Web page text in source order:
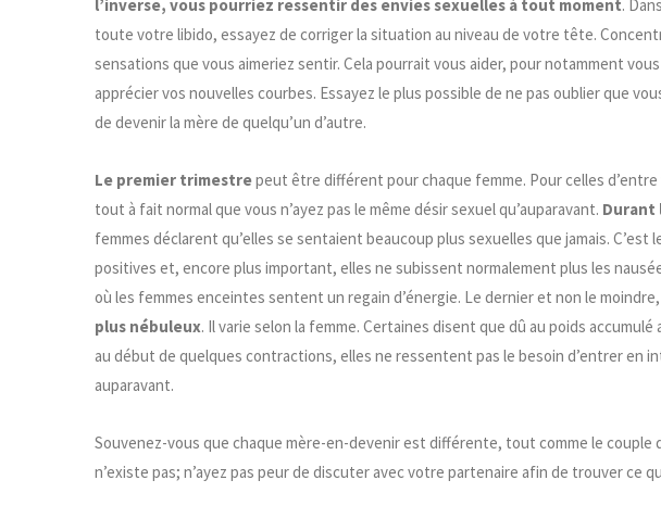
l’inverse, vous pourriez ressentir des envies sexuelles à tout moment.
toute votre libido, essayez de corriger la situation au niveau de votre tête.
sensations que vous aimeriez sentir. Cela pourrait vous aider, pour notamment
apprécier vos nouvelles courbes. Essayez le plus possible de ne pas oublier que
de devenir la mère de quelqu’un d’autre.
Le premier trimestrepeut être différent pour chaque femme. Pour celles
tout à fait normal que vous n’ayez pas le même désir sexuel qu’auparavant. Durant
femmes déclarent qu’elles se sentaient beaucoup plus sexuelles que jamais.
positives et, encore plus important, elles ne subissent normalement plus les
où les femmes enceintes sentent un regain d’énergie. Le dernier et non le moindre,
plus nébuleux. Il varie selon la femme. Certaines disent que dû au poids accumulé
au début de quelques contractions, elles ne ressentent pas le besoin d’entrer en
auparavant.
Souvenez-vous que chaque mère-en-devenir est différente, tout comme le couple
n’existe pas; n’ayez pas peur de discuter avec votre partenaire afin de trouver ce